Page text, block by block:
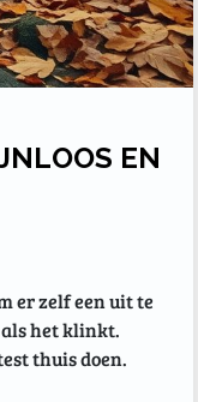
EN
er zelf een uit te
het klinkt.
thuis doen.